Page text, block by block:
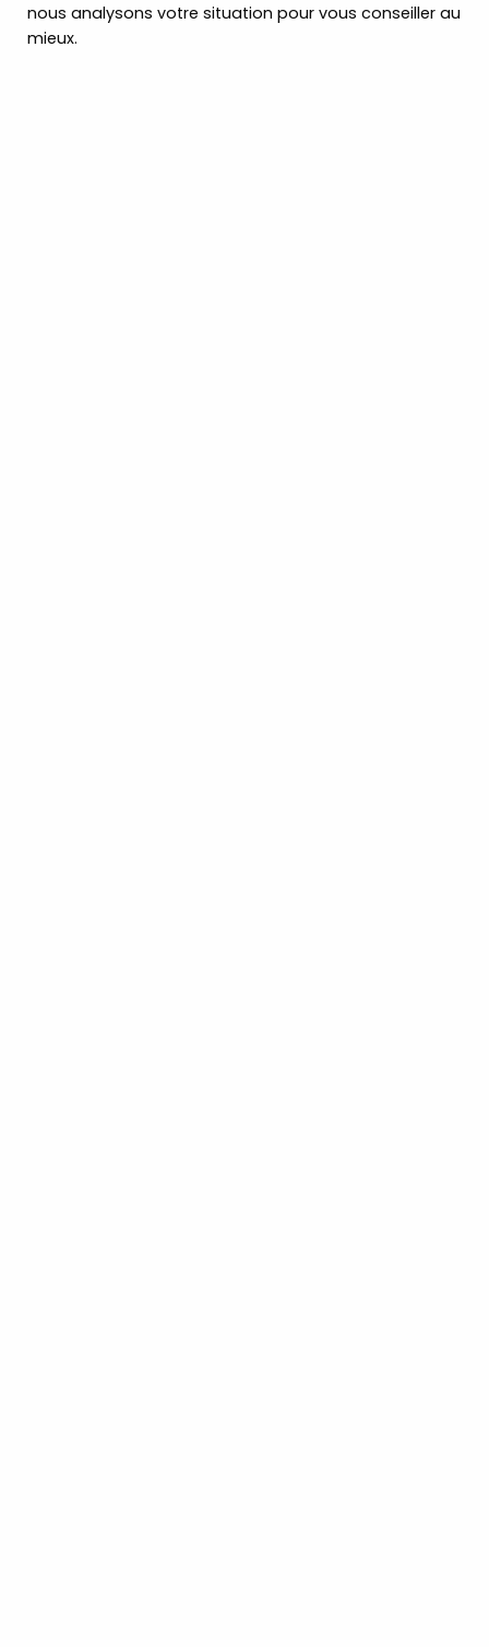
nous analysons votre situation pour vous conseiller au
mieux.